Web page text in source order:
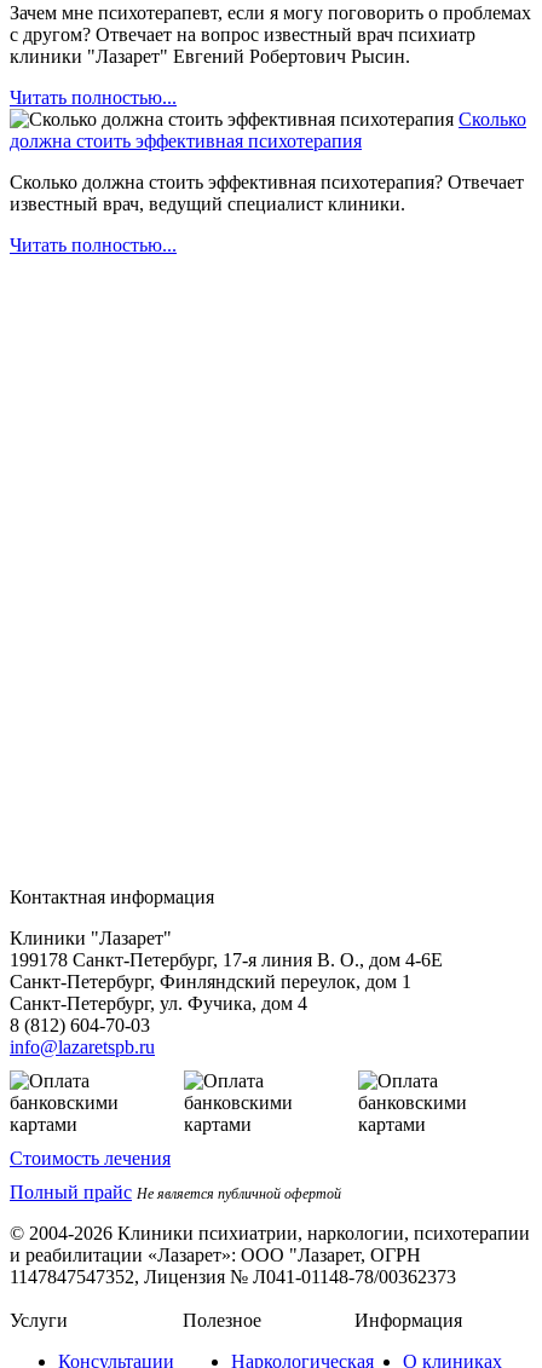
Зачем мне психотерапевт, если я могу поговорить о проблемах
с другом? Отвечает на вопрос известный врач психиатр
клиники "Лазарет" Евгений Робертович Рысин.
Читать полностью...
Сколько
должна стоить эффективная психотерапия
Сколько должна стоить эффективная психотерапия? Отвечает
известный врач, ведущий специалист клиники.
Читать полностью...
Контактная информация
Клиники "Лазарет"
199178 Санкт-Петербург, 17-я линия В. О., дом 4-6Е
Санкт-Петербург, Финляндский переулок, дом 1
Санкт-Петербург, ул. Фучика, дом 4
8 (812) 604-70-03
info@lazaretspb.ru
Стоимость лечения
Полный прайс Не является публичной офертой
© 2004-2026 Клиники психиатрии, наркологии, психотерапии
и реабилитации «Лазарет»: ООО "Лазарет, ОГРН
1147847547352, Лицензия № Л041-01148-78/00362373
Услуги
Консультации
Полезное
Наркологическая
Информация
О клиниках